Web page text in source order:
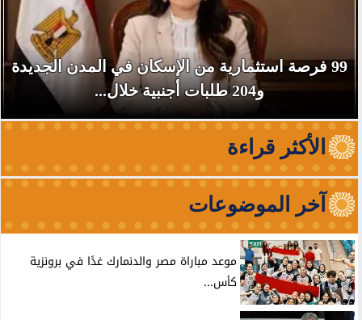
99 فرصة استثمارية من الإسكان في المدن الجديدة
و204 طلبات أجنبية خلال...
الأكثر قراءة
آخر الموضوعات
موعد مباراة مصر والدنمارك غدًا في برونزية
كأس...